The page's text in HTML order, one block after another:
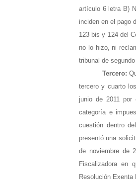
artículo 6 letra B)
inciden en el pago
123 bis y 124 del
no lo hizo, ni
tribunal de
Tercero:
tercero y cuarto
junio de 2011 por
categoría e
cuestión dentro
presentó una
de noviembre de
Fiscalizadora en
Resolución Exenta